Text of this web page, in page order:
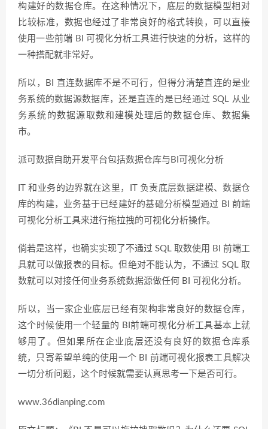
构建好的数据仓库。在这种情况下，底层的数据模型相对
比较标准，数据也经过了非常良好的格式转换，可以直接
使用一些前端 BI 可视化分析工具进行快速的分析，这样的
一种搭配就非常好。
所以，BI 直连数据库不是不可行，但得分清楚直连的是业
务系统的数据源数据库，还是直连的是已经通过 SQL 从业
务系统的数据源取数和建模处理后的数据仓库、数据集
市。
派可数据自助开发平台包括数据仓库与BI可视化分析
IT 和业务的边界就在这里，IT 负责底层数据建模、数据仓
库的构建，业务基于已经建好的基础分析模型通过 BI 前端
可视化分析工具来进行拖拉拽的可视化分析操作。
倘若是这样，也确实实现了不通过 SQL 取数使用 BI 前端工
具就可以做报表的目标。但绝对不能认为，不通过 SQL 取
数就可以对接任何业务系统数据源做任何 BI 可视化分析。
所以，当一家企业底层已经有架构非常良好的数据仓库，
这个时候使用一个轻量的 BI前端可视化分析工具基本上就
够用了。但如果所在企业底层还没有良好的数据仓库系
统，只寄希望单纯的使用一个 BI 前端可视化报表工具解决
一切分析问题，这个时候就需要认真思考一下是否可行。
www.36dianping.com